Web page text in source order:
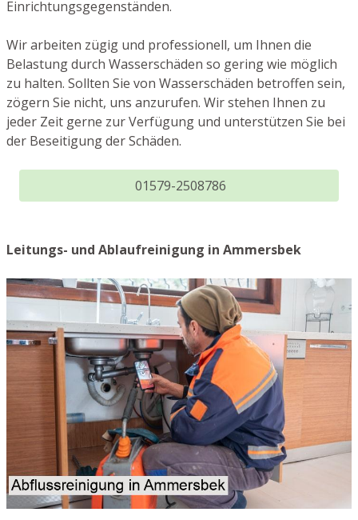
Einrichtungsgegenständen.
Wir arbeiten zügig und professionell, um Ihnen die
Belastung durch Wasserschäden so gering wie möglich
zu halten. Sollten Sie von Wasserschäden betroffen sein,
zögern Sie nicht, uns anzurufen. Wir stehen Ihnen zu
jeder Zeit gerne zur Verfügung und unterstützen Sie bei
der Beseitigung der Schäden.
01579-2508786
Leitungs- und Ablaufreinigung in Ammersbek